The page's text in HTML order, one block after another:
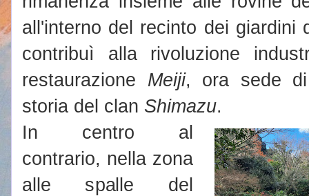
all'interno del recinto dei giardini
contribuì alla rivoluzione
restaurazione Meiji, ora sede
storia del clan Shimazu.
In centro al
contrario, nella zona
alle spalle del